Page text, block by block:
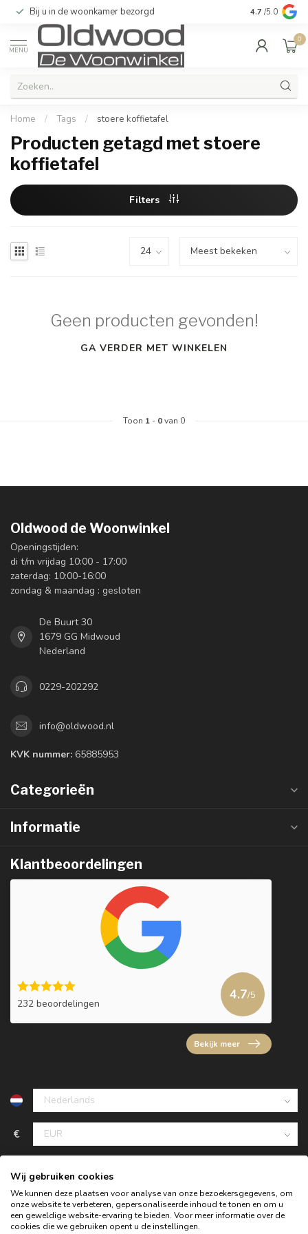
Bij u in de woonkamer bezorgd Kwaliteit &
4.7 /5.0
MENU
0
Home / Tags / stoere koffietafel
Producten getagd met stoere
koffietafel
Filters
Geen producten gevonden!
GA VERDER MET WINKELEN
Toon 1 - 0van 0
Oldwood de Woonwinkel
Openingstijden:
di t/m vrijdag 10:00 - 17:00
zaterdag: 10:00-16:00
zondag & maandag : gesloten
De Buurt 30
1679 GG Midwoud
Nederland
0229-202292
info@oldwood.nl
KVK nummer: 65885953
Categorieën
Informatie
Klantbeoordelingen
232 beoordelingen
4.7/5
Bekijk meer
€
Wij gebruiken cookies
We kunnen deze plaatsen voor analyse van onze bezoekersgegevens, om
onze website te verbeteren, gepersonaliseerde inhoud te tonen en om u
een geweldige website-ervaring te bieden. Voor meer informatie over de
cookies die we gebruiken opent u de instellingen.